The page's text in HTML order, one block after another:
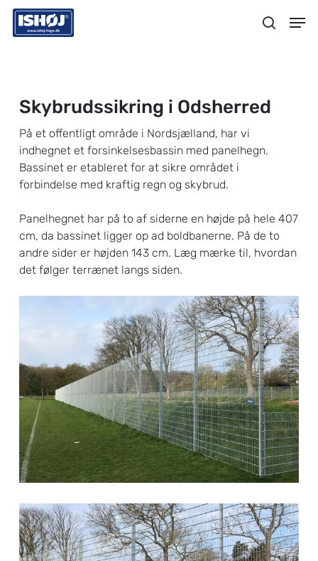
Skip
main
search
Skybrudssikring i Odsherred
På et offentligt område i Nordsjælland, har vi
indhegnet et forsinkelsesbassin med panelhegn.
Bassinet er etableret for at sikre området i
forbindelse med kraftig regn og skybrud.
Panelhegnet har på to af siderne en højde på hele 407
cm, da bassinet ligger op ad boldbanerne. På de to
andre sider er højden 143 cm. Læg mærke til, hvordan
det følger terrænet langs siden.